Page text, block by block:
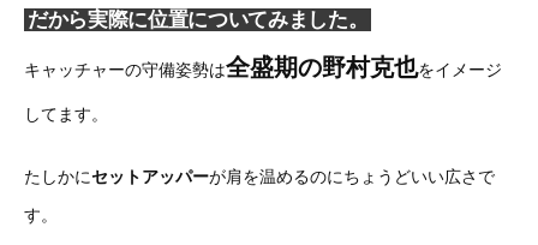
だから実際に位置についてみました。
キャッチャーの守備姿勢は全盛期の野村克也をイメージ
してます。
たしかにセットアッパーが肩を温めるのにちょうどいい広さで
す。